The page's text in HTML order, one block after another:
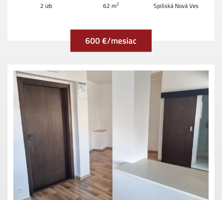
2 izb 62 m2 Spišská Nová Ves
600 €/mesiac